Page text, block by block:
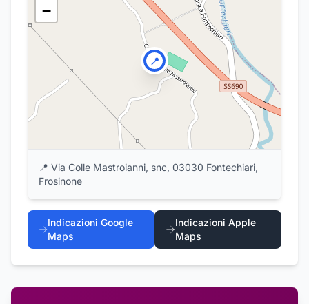
📍
−
📍 Via Colle Mastroianni, snc, 03030 Fontechiari,
Frosinone
Indicazioni Google
Maps
Indicazioni Apple
Maps